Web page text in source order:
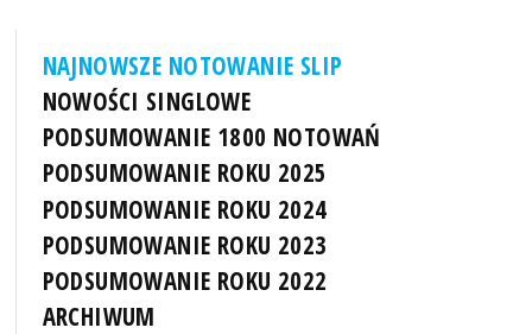
NAJNOWSZE NOTOWANIE SLIP
NOWOŚCI SINGLOWE
PODSUMOWANIE 1800 NOTOWAŃ
PODSUMOWANIE ROKU 2025
PODSUMOWANIE ROKU 2024
PODSUMOWANIE ROKU 2023
PODSUMOWANIE ROKU 2022
ARCHIWUM